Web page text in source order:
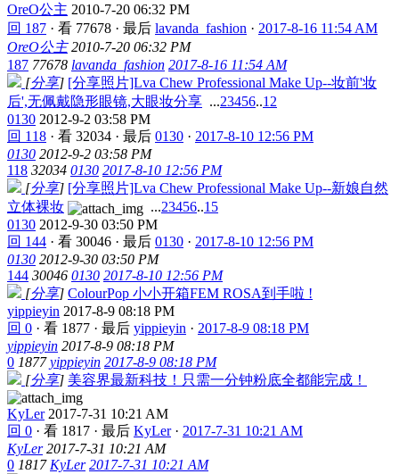
OreO公主 2010-7-20 06:32 PM
回 187 · 看 77678 · 最后 lavanda_fashion · 2017-8-16 11:54 AM
OreO公主 2010-7-20 06:32 PM
187 77678 lavanda_fashion 2017-8-16 11:54 AM
[分享] [分享照片]Lva Chew Professional Make Up--妆前'妆
后',无佩戴隐形眼镜,大眼妆分享 ...23456..12
0130 2012-9-2 03:58 PM
回 118 · 看 32034 · 最后 0130 · 2017-8-10 12:56 PM
0130 2012-9-2 03:58 PM
118 32034 0130 2017-8-10 12:56 PM
[分享] [分享照片]Lva Chew Professional Make Up--新娘自然
立体裸妆
...23456..15
0130 2012-9-30 03:50 PM
回 144 · 看 30046 · 最后 0130 · 2017-8-10 12:56 PM
0130 2012-9-30 03:50 PM
144 30046 0130 2017-8-10 12:56 PM
[分享] ColourPop 小小开箱FEM ROSA到手啦 !
yippieyin 2017-8-9 08:18 PM
回 0 · 看 1877 · 最后 yippieyin · 2017-8-9 08:18 PM
yippieyin 2017-8-9 08:18 PM
0 1877 yippieyin 2017-8-9 08:18 PM
[分享] 美容界最新科技！只需一分钟粉底全都能完成！
KyLer 2017-7-31 10:21 AM
回 0 · 看 1817 · 最后 KyLer· 2017-7-31 10:21 AM
KyLer 2017-7-31 10:21 AM
0 1817 KyLer 2017-7-31 10:21 AM